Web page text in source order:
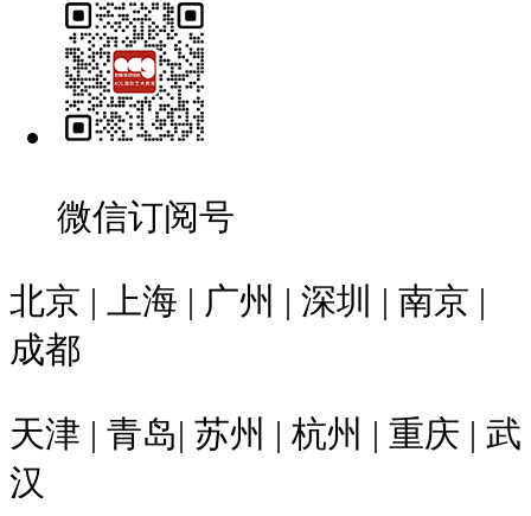
微信订阅号
北京 | 上海 | 广州 | 深圳 | 南京 |
成都
天津 | 青岛| 苏州 | 杭州 | 重庆 | 武
汉